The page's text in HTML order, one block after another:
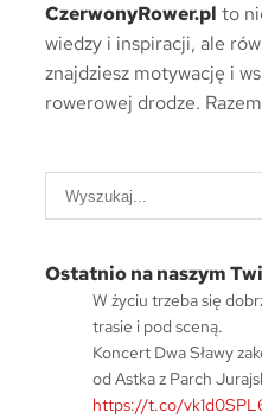
CzerwonyRower.pl to
wiedzy i inspiracji, ale
znajdziesz motywację i
rowerowej drodze.
k
Ostatnio na naszym
W życiu trzeba się
trasie i pod sceną.
Koncert Dwa Sławy
od Astka z Parch
https://t.co/